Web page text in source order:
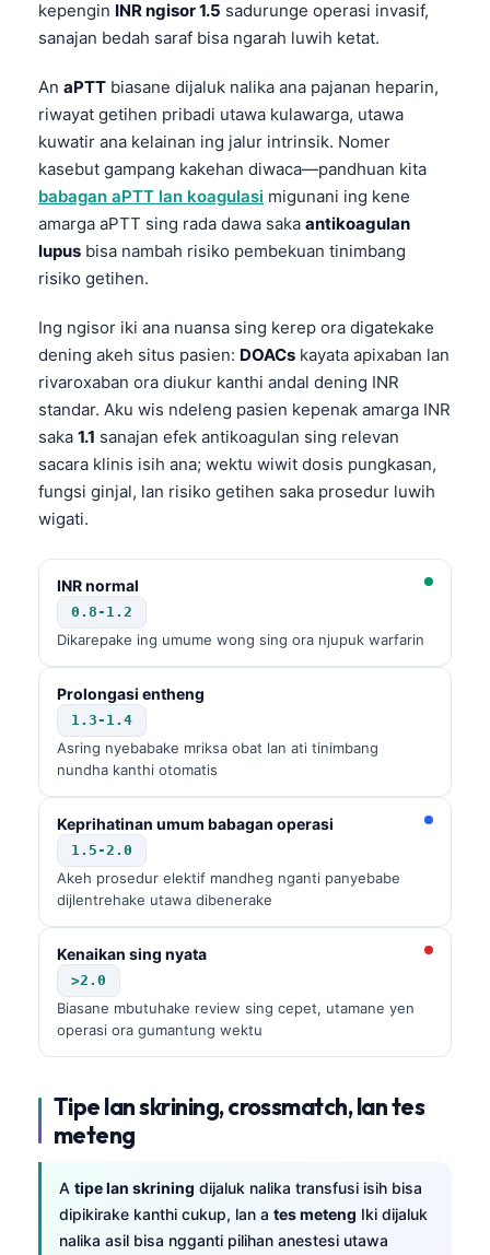
kepengin INR ngisor 1.5 sadurunge operasi invasif,
sanajan bedah saraf bisa ngarah luwih ketat.
An aPTT biasane dijaluk nalika ana pajanan heparin,
riwayat getihen pribadi utawa kulawarga, utawa
kuwatir ana kelainan ing jalur intrinsik. Nomer
kasebut gampang kakehan diwaca—pandhuan kita
babagan aPTT lan koagulasi migunani ing kene
amarga aPTT sing rada dawa saka antikoagulan
lupus bisa nambah risiko pembekuan tinimbang
risiko getihen.
Ing ngisor iki ana nuansa sing kerep ora digatekake
dening akeh situs pasien: DOACs kayata apixaban lan
rivaroxaban ora diukur kanthi andal dening INR
standar. Aku wis ndeleng pasien kepenak amarga INR
saka 1.1 sanajan efek antikoagulan sing relevan
sacara klinis isih ana; wektu wiwit dosis pungkasan,
fungsi ginjal, lan risiko getihen saka prosedur luwih
wigati.
INR normal
0.8-1.2
Dikarepake ing umume wong sing ora njupuk warfarin
Prolongasi entheng
1.3-1.4
Asring nyebabake mriksa obat lan ati tinimbang
nundha kanthi otomatis
Keprihatinan umum babagan operasi
1.5-2.0
Akeh prosedur elektif mandheg nganti panyebabe
dijlentrehake utawa dibenerake
Kenaikan sing nyata
>2.0
Biasane mbutuhake review sing cepet, utamane yen
operasi ora gumantung wektu
Tipe lan skrining, crossmatch, lan tes
meteng
A tipe lan skrining dijaluk nalika transfusi isih bisa
dipikirake kanthi cukup, lan a tes meteng Iki dijaluk
nalika asil bisa ngganti pilihan anestesi utawa
Cebuano
ئۇيغۇرچە
Кыргызча
Татар теле
Esperanto
Frysk
Ślōnskŏ gŏdka
Norsk bokmål